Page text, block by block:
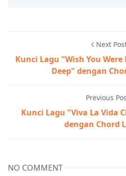
Next
Kunci Lagu "Wish You Were
Deep" dengan
Previous
Kunci Lagu "Viva La Vida
dengan Chord
NO COMMENT